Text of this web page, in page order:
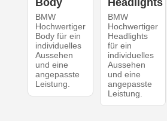
Body
BMW
Hochwertiger
Body für ein
individuelles
Aussehen
und eine
angepasste
Leistung.
Headlights
BMW
Hochwertiger
Headlights
für ein
individuelles
Aussehen
und eine
angepasste
Leistung.